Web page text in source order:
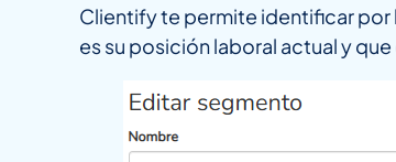
Clientify te permite identificar por
es su posición laboral actual y